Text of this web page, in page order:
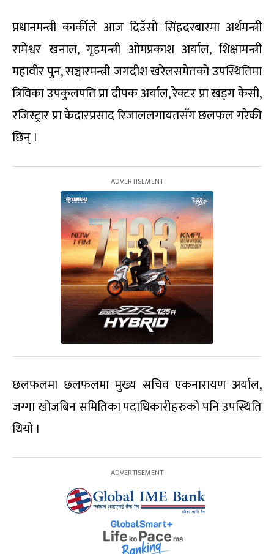
प्रधानमन्त्री कार्कीले आज दिउँसो सिंहदरबारमा अर्थमन्त्री
रामेश्वर खनाल, गृहमन्त्री ओमप्रकाश अर्याल, शिक्षामन्त्री
महावीर पुन, सञ्चारमन्त्री जगदीश खरेलसमेतको उपस्थितिमा
त्रिविका उपकुलपति प्रा दीपक अर्याल, रेक्टर प्रा खड्ग केसी,
रजिस्ट्रार प्रा केदारप्रसाद रिजाललगायतसँग छलफल गरेकी
छिन् ।
छलफलमा छलफलमा मुख्य सचिव एकनारायण अर्याल,
जग्गा खोजबिन समितिका पदाधिकारीहरुको पनि उपस्थिति
थियो ।